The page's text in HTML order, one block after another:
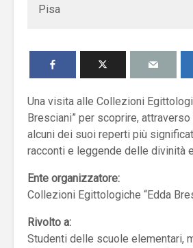
Pisa
Una visita alle Collezioni
Bresciani” per scoprire,
alcuni dei suoi reperti più
racconti e leggende delle divinità
Ente organizzatore:
Collezioni Egittologiche “Edda
Rivolto a:
Studenti delle scuole elementari,